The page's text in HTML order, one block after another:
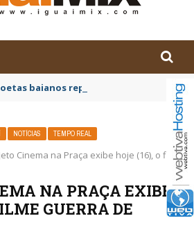
baianos representam o Brasil no
NOTÍCIAS TEMPO REAL
Cinema na Praça exibe hoje (16), o filme
NA PRAÇA EXIBE
GUERRA DE